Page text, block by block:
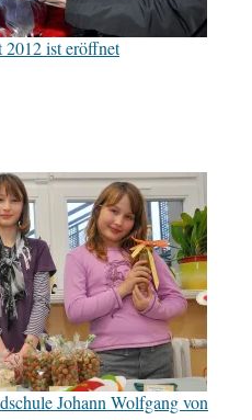
2012 ist eröffnet
Johann Wolfgang von